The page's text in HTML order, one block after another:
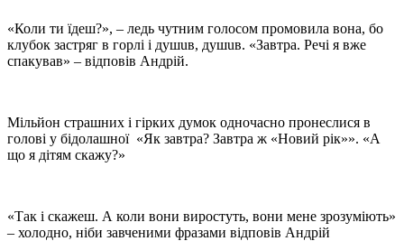
«Коли ти їдеш?», – ледь чутним голосом промовила вона, бо
клубок застряг в горлі і душuв, душuв. «Завтра. Речі я вже
спакував» – відповів Андрій.
Мільйон страшних і гірких думок одночасно пронеслися в
голові у бідолашної «Як завтра? Завтра ж «Новий рік»». «А
що я дітям скажу?»
«Так і скажеш. А коли вони виростуть, вони мене зрозуміють»
– холодно, ніби завченими фразами відповів Андрій